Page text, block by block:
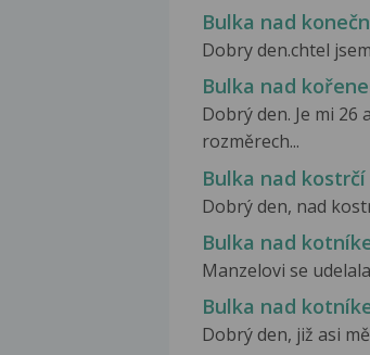
Bulka nad
Dobry den.chtel
Bulka nad
Dobrý den. Je mi
rozměrech...
Bulka nad kostrčí
Dobrý den, nad
Bulka nad
Manzelovi se
Bulka nad
Dobrý den, již asi